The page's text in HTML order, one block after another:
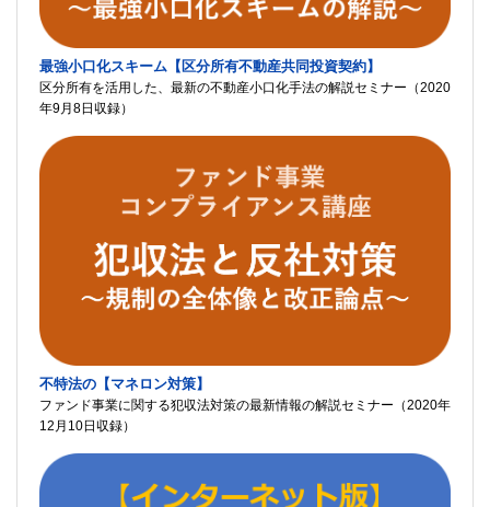
最強小口化スキーム【区分所有不動産共同投資契約】
区分所有を活用した、最新の不動産小口化手法の解説セミナー（2020
年9月8日収録）
不特法の【マネロン対策】
ファンド事業に関する犯収法対策の最新情報の解説セミナー（2020年
12月10日収録）